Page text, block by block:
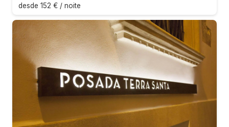
desde 152 € / noite